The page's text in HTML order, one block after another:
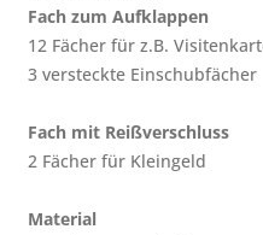
Fach zum Aufklappen
12 Fächer für z.B.
3 versteckte Einschubfächer
Fach mit Reißverschluss
2 Fächer für Kleingeld
Material